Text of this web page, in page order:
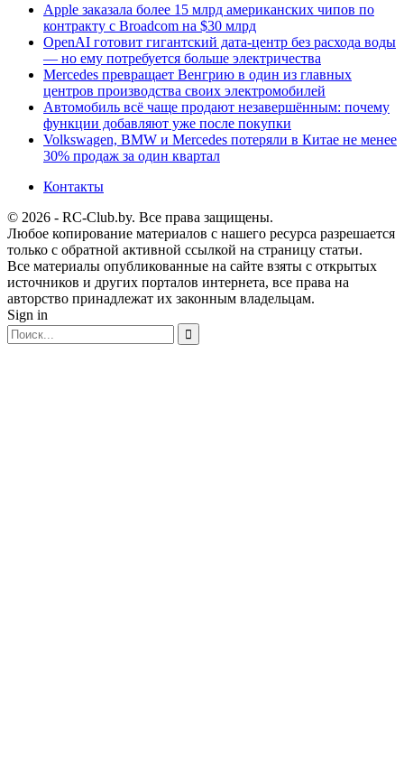
Apple заказала более 15 млрд американских чипов по
контракту с Broadcom на $30 млрд
OpenAI готовит гигантский дата-центр без расхода воды
— но ему потребуется больше электричества
Mercedes превращает Венгрию в один из главных
центров производства своих электромобилей
Автомобиль всё чаще продают незавершённым: почему
функции добавляют уже после покупки
Volkswagen, BMW и Mercedes потеряли в Китае не менее
30% продаж за один квартал
Контакты
© 2026 - RC-Club.by. Все права защищены.
Любое копирование материалов с нашего ресурса разрешается
только с обратной активной ссылкой на страницу статьи.
Все материалы опубликованные на сайте взяты с открытых
источников и других порталов интернета, все права на
авторство принадлежат их законным владельцам.
Sign in